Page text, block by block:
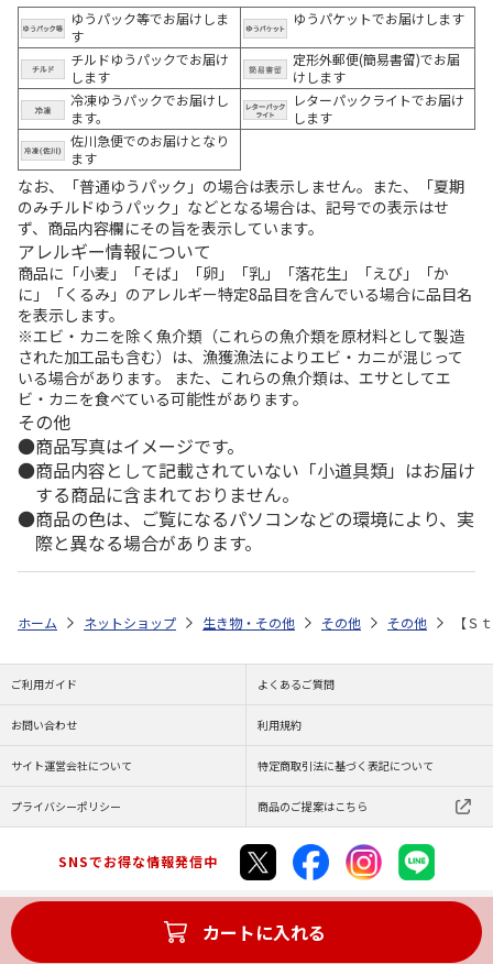
ゆうパック等でお届けしま
す
ゆうパケットでお届けします
チルドゆうパックでお届け
します
定形外郵便(簡易書留)でお届
けします
冷凍ゆうパックでお届けし
ます。
レターパックライトでお届け
します
佐川急便でのお届けとなり
ます
なお、「普通ゆうパック」の場合は表示しません。また、「夏期
のみチルドゆうパック」などとなる場合は、記号での表示はせ
ず、商品内容欄にその旨を表示しています。
アレルギー情報について
商品に「小麦」「そば」「卵」「乳」「落花生」「えび」「か
に」「くるみ」のアレルギー特定8品目を含んでいる場合に品目名
を表示します。
※エビ・カニを除く魚介類（これらの魚介類を原材料として製造
された加工品も含む）は、漁獲漁法によりエビ・カニが混じって
いる場合があります。 また、これらの魚介類は、エサとしてエ
ビ・カニを食べている可能性があります。
その他
商品写真はイメージです。
商品内容として記載されていない「小道具類」はお届け
する商品に含まれておりません。
商品の色は、ご覧になるパソコンなどの環境により、実
際と異なる場合があります。
カートに入れる
ホーム ネットショップ 生き物・その他 その他 その他 【Ｓ
ご利用ガイド よくあるご質問
お問い合わせ 利用規約
サイト運営会社について 特定商取引法に基づく表記について
プライバシーポリシー 商品のご提案はこちら
SNSでお得な情報発信中